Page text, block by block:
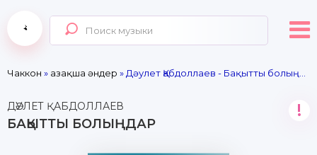
Чаккон » Қазақша әндер » Дәулет Қабдоллаев - Бақытты болыңдар
ДӘУЛЕТ ҚАБДОЛЛАЕВ
БАҚЫТТЫ БОЛЫҢДАР
!